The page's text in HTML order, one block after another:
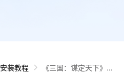
安装教程
《三国：谋定天下》强